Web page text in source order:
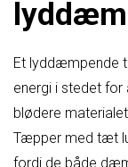
Et lyddæmpende
energi i stedet
blødere
Tæpper med tæt
fordi de både